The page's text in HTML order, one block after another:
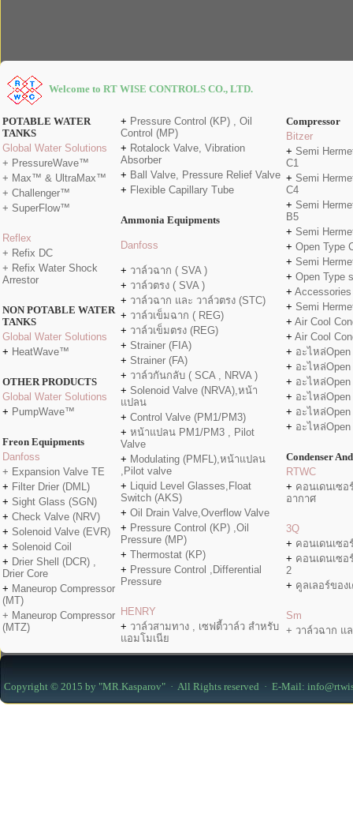
POTABLE WATER
TANKS
Global Water Solutions
+ PressureWave™
+ Max™ & UltraMax™
+ Challenger™
+ SuperFlow™
Reflex
+ Refix DC
+ Refix Water Shock
Arrestor
NON POTABLE WATER
TANKS
Global Water Solutions
+ HeatWave™
OTHER PRODUCTS
Global Water Solutions
+ PumpWave™
Freon Equipments
Danfoss
+ Expansion Valve TE
+ Filter Drier (DML)
+ Sight Glass (SGN)
+ Check Valve (NRV)
+ Solenoid Valve (EVR)
+ Solenoid Coil
+ Drier Shell (DCR) ,
Drier Core
+ Maneurop Compressor
(MT)
+ Maneurop Compressor
(MTZ)
+ Pressure Control (KP) , Oil
Control (MP)
+ Rotalock Valve, Vibration
Absorber
+ Ball Valve, Pressure Relief Valve
+ Flexible Capillary Tube
Ammonia Equipments
Danfoss
+ วาล์วฉาก ( SVA )
+ วาล์วตรง ( SVA )
+ วาล์วฉาก และ วาล์วตรง (STC)
+ วาล์วเข็มฉาก ( REG)
+ วาล์วเข็มตรง (REG)
+ Strainer (FIA)
+ Strainer (FA)
+ วาล์วกันกลับ ( SCA , NRVA )
+ Solenoid Valve (NRVA),หน้า
แปลน
+ Control Valve (PM1/PM3)
+ หน้าแปลน PM1/PM3 , Pilot
Valve
+ Modulating (PMFL),หน้าแปลน
,Pilot valve
+ Liquid Level Glasses,Float
Switch (AKS)
+ Oil Drain Valve,Overflow Valve
+ Pressure Control (KP) ,Oil
Pressure (MP)
+ Thermostat (KP)
+ Pressure Control ,Differential
Pressure
HENRY
+ วาล์วสามทาง , เซฟตี้วาล์ว สำหรับ
แอมโมเนีย
Compressor
Bitzer
+ Semi
C1
+ Semi
C4
+ Semi
B5
+ Semi
+ Open Type
+ Semi
+ Open Type
+
+ Semi
+ Air Cool
+ Air Cool
+ อะไหล่Open
+ อะไหล่Open
+ อะไหล่Open
+ อะไหล่Open
+ อะไหล่Open
+ อะไหล่Open
Condenser
RTWC
+ คอนเดนเซ
อากาศ
3Q
+ คอนเดนเซ
+ คอนเดนเซ
2
+ คูลเลอร์ของ
Sm
+ วาล์วฉาก แ
Copyright © 2015 by "MR.Kasparov" · All Rights reserved · E-Mail:
Welcome to RT WISE CONTROLS CO., LTD.